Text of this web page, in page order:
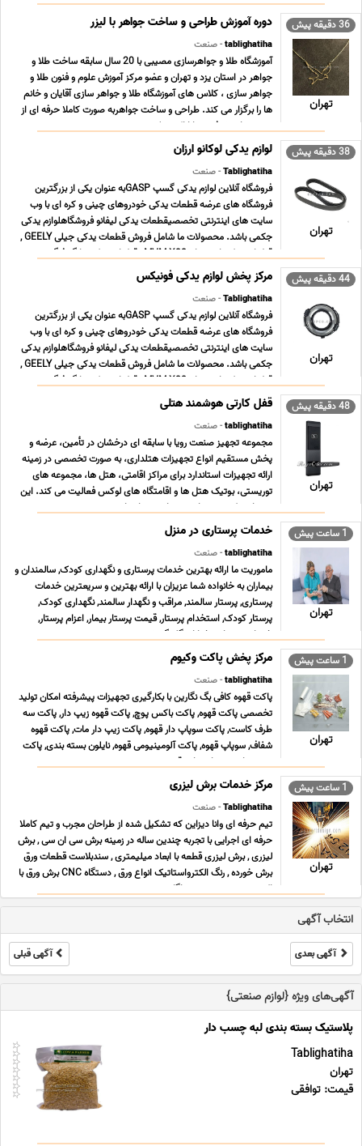
36 دقیقه پیش
تهران
دوره آموزش طراحی و ساخت جواهر با لیزر
tablighatiha- صنعت
آموزشگاه طلا و جواهرسازی مصیبی با 20 سال سابقه ساخت طلا و
جواهر در استان یزد و تهران و عضو مرکز آموزش علوم و فنون طلا و
جواهر سازى ، کلاس هاى آموزشگاه طلا و جواهر سازى آقایان و خانم
ها را برگزار می کند. طراحى و ساخت جواهربه صورت کاملا حرفه اى از
مبتدى تا پیشرفته و با ارائه مدرک د ... ...
38 دقیقه پیش
تهران
لوازم یدکی لوکانو ارزان
Tablighatiha- صنعت
فروشگاه آنلاین لوازم یدکی گسپ GASPبه عنوان یکی از بزرگترین
فروشگاه های عرضه قطعات یدکی خودروهای چینی و کره ای با وب
سایت های اینترنتی تخصصیقطعات یدکی لیفانو فروشگاهلوازم یدکی
جکمی باشد. محصولات ما شامل فروش قطعات یدکی جیلی GEELY ,
قطعات یدکی ام وی ام MVM X33 , قطعات یدکی دانگ فنگ ... ...
44 دقیقه پیش
تهران
مرکز پخش لوازم یدکی فونیکس
Tablighatiha- صنعت
فروشگاه آنلاین لوازم یدکی گسپ GASPبه عنوان یکی از بزرگترین
فروشگاه های عرضه قطعات یدکی خودروهای چینی و کره ای با وب
سایت های اینترنتی تخصصیقطعات یدکی لیفانو فروشگاهلوازم یدکی
جکمی باشد. محصولات ما شامل فروش قطعات یدکی جیلی GEELY ,
قطعات یدکی ام وی ام MVM X33 , قطعات یدکی دانگ فنگ ... ...
48 دقیقه پیش
تهران
قفل کارتی هوشمند هتلی
tablighatiha- صنعت
مجموعه تجهیز صنعت رویا با سابقه ای درخشان در تأمین، عرضه و
پخش مستقیم انواع تجهیزات هتلداری، به صورت تخصصی در زمینه
ارائه تجهیزات استاندارد برای مراکز اقامتی، هتل ها، مجموعه های
توریستی، بوتیک هتل ها و اقامتگاه های لوکس فعالیت می کند. این
برند با تمرکز ویژه بر امنیت، راحتی و استا ... ...
1 ساعت پیش
تهران
خدمات پرستاری در منزل
tablighatiha- صنعت
ماموریت ما ارائه بهترین خدمات پرستاری و نگهداری کودک, سالمندان و
بیماران به خانواده شما عزیزان با ارائه بهترین و سریعترین خدمات
پرستاری, پرستار سالمند, مراقب و نگهدار سالمند, نگهداری کودک,
پرستار کودک, استخدام پرستار, قیمت پرستار بیمار, اعزام پرستار,
خدمات پرستاری خیابان گلبرگ, ش ... ...
1 ساعت پیش
تهران
مرکز پخش پاکت وکیوم
tablighatiha- صنعت
پاکت قهوه کافی بگ نگارین با بکارگیری تجهیزات پیشرفته امکان تولید
تخصصی پاکت قهوه, پاکت باکس پوچ, پاکت قهوه زیپ دار, پاکت سه
طرف کاست, پاکت سوپاپ دار قهوه, پاکت زیپ دار مات, پاکت قهوه
شفاف, سوپاپ قهوه, پاکت آلومینیومی قهوه, نایلون بسته بندی, پاکت
پنجره دار, بسته ایستاده قهوه, بسته ... ...
1 ساعت پیش
تهران
مرکز خدمات برش لیزری
Tablighatiha- صنعت
تیم حرفه ای وانا دیزاین که تشکیل شده از طراحان مجرب و تیم کاملا
حرفه ای اجرایی با تجربه چندین ساله در زمینه برش سی ان سی , برش
لیزری , برش لیزری قطعه با ابعاد میلیمتری , سندبلاست قطعات ورق
برش خورده , رنگ الکترواستاتیک انواع ورق , دستگاه CNC برش ورق با
اکسیژن ، هیدروژن و هواگاز , ... ...
انتخاب آگهی
آگهی بعدی آگهی قبلی
آگهی‌های ویژه {لوازم صنعتی}
پلاستیک بسته بندی لبه چسب دار
Tablighatiha
تهران
قیمت: توافقی